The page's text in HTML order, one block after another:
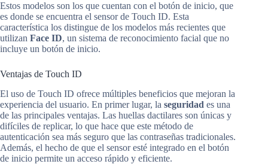
Estos modelos son los que cuentan con el botón de inicio, que
es donde se encuentra el sensor de Touch ID. Esta
característica los distingue de los modelos más recientes que
utilizan Face ID, un sistema de reconocimiento facial que no
incluye un botón de inicio.
Ventajas de Touch ID
El uso de Touch ID ofrece múltiples beneficios que mejoran la
experiencia del usuario. En primer lugar, la seguridad es una
de las principales ventajas. Las huellas dactilares son únicas y
difíciles de replicar, lo que hace que este método de
autenticación sea más seguro que las contraseñas tradicionales.
Además, el hecho de que el sensor esté integrado en el botón
de inicio permite un acceso rápido y eficiente.